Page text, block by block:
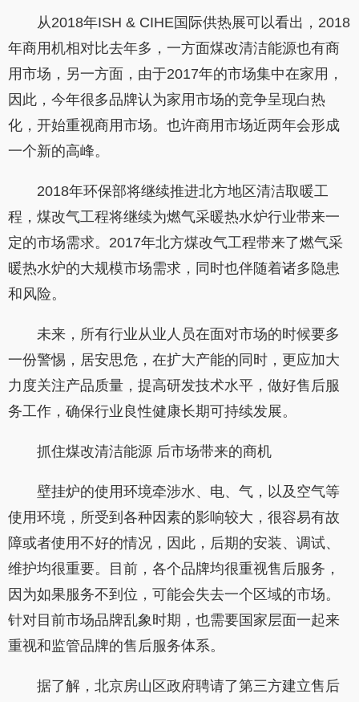
从2018年ISH & CIHE国际供热展可以看出，2018
年商用机相对比去年多，一方面煤改清洁能源也有商
用市场，另一方面，由于2017年的市场集中在家用，
因此，今年很多品牌认为家用市场的竞争呈现白热
化，开始重视商用市场。也许商用市场近两年会形成
一个新的高峰。
2018年环保部将继续推进北方地区清洁取暖工
程，煤改气工程将继续为燃气采暖热水炉行业带来一
定的市场需求。2017年北方煤改气工程带来了燃气采
暖热水炉的大规模市场需求，同时也伴随着诸多隐患
和风险。
未来，所有行业从业人员在面对市场的时候要多
一份警惕，居安思危，在扩大产能的同时，更应加大
力度关注产品质量，提高研发技术水平，做好售后服
务工作，确保行业良性健康长期可持续发展。
抓住煤改清洁能源 后市场带来的商机
壁挂炉的使用环境牵涉水、电、气，以及空气等
使用环境，所受到各种因素的影响较大，很容易有故
障或者使用不好的情况，因此，后期的安装、调试、
维护均很重要。目前，各个品牌均很重视售后服务，
因为如果服务不到位，可能会失去一个区域的市场。
针对目前市场品牌乱象时期，也需要国家层面一起来
重视和监管品牌的售后服务体系。
据了解，北京房山区政府聘请了第三方建立售后